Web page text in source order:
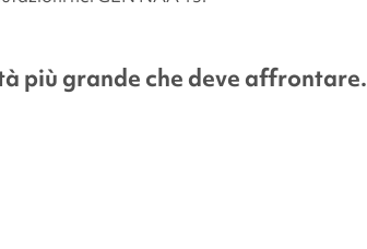
più grande che deve affrontare.